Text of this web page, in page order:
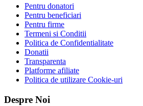
Pentru donatori
Pentru beneficiari
Pentru firme
Termeni si Conditii
Politica de Confidentialitate
Donatii
Transparenta
Platforme afiliate
Politica de utilizare Cookie-uri
Despre Noi